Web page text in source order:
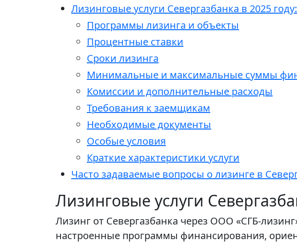
Лизинговые услуги Севергазбанка в 2025
Программы лизинга и объекты
Процентные ставки
Сроки лизинга
Минимальные и максимальные суммы
Комиссии и дополнительные расходы
Требования к заемщикам
Необходимые документы
Особые условия
Краткие характеристики услуги
Часто задаваемые вопросы о лизинге в
Лизинговые услуги
Лизинг от Севергазбанка через ООО «СГБ-
настроенные программы финансирования,